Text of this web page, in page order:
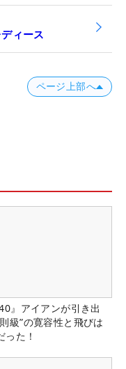
ィース
ページ上部へ
』アイアンが引き出
級”の寛容性と飛びは
った！